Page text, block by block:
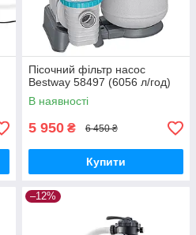
Пісочний фільтр насос
Bestway 58497 (6056 л/год)
В наявності
5 950 ₴ 6 450 ₴
Купити
–12%